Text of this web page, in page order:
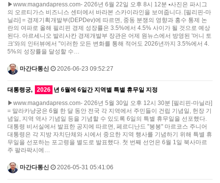
▶www.magandapress.com- 2026년 6월 22일 오후 8시 12분 ▪사진은 파시그
의 오르티가스 비즈니스 센터에서 바라본 스카이라인을 보여줍니다. [필리핀-마
닐라] = 경제기획개발부(DEPDev)에 따르면, 중동 분쟁의 영향과 홍수 통제 논
란의 여파로 올해 필리핀 경제 성장률은 3.5%에서 4.5% 사이가 될 것으로 예상
된다. 아르세니오 발리사칸 경제개발부 장관은 어제 원뉴스에서 방영된 '머니 토
크'와의 인터뷰에서 "이러한 모든 변화를 통해 적어도 2026년까지 3.5%에서 4.
5%의 성장률을 달성할 수…
마간다통신 2026-06-23 09:52:27
대통령궁, 2026 년 6월에 6일간 지역별 특별 휴무일 지정
▶www.magandapress.com- 2026년 5월 30일 오후 12시 30분 [필리핀-마닐라]
= 말라카냥궁은 6월 한 달 동안 전국 각 지역에서 주민들이 건립 기념일, 헌장 기
념일, 지역 역사 기념일 등을 기념할 수 있도록 6일의 특별 휴무일을 선포했다.
대통령 비서실에서 발표한 공지에 따르면, 페르디난드 "봉봉" 마르코스 주니어
대통령은 각 지방 자치단체와 시에서 중요한 지역 행사를 기념하기 위해 특별 휴
무일을 선포하는 포고령을 별도로 발표했다. 첫 번째 선언은 6월 1일 북사마르
주 팔라팍시에…
마간다통신 2026-05-31 05:41:06